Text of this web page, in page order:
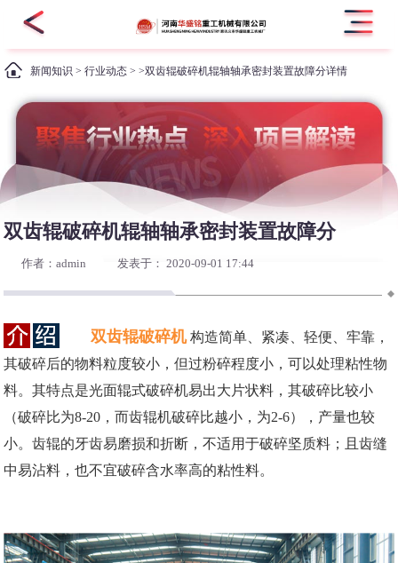
新闻知识 >行业动态 > >双齿辊破碎机辊轴轴承密封装置故障分详情
双齿辊破碎机辊轴轴承密封装置故障分
作者：admin 发表于： 2020-09-01 17:44
双齿辊破碎机 构造简单、紧凑、轻便、牢靠，
其破碎后的物料粒度较小，但过粉碎程度小，可以处理粘性物
料。其特点是光面辊式破碎机易出大片状料，其破碎比较小
（破碎比为8-20，而齿辊机破碎比越小，为2-6），产量也较
小。齿辊的牙齿易磨损和折断，不适用于破碎坚质料；且齿缝
中易沾料，也不宜破碎含水率高的粘性料。